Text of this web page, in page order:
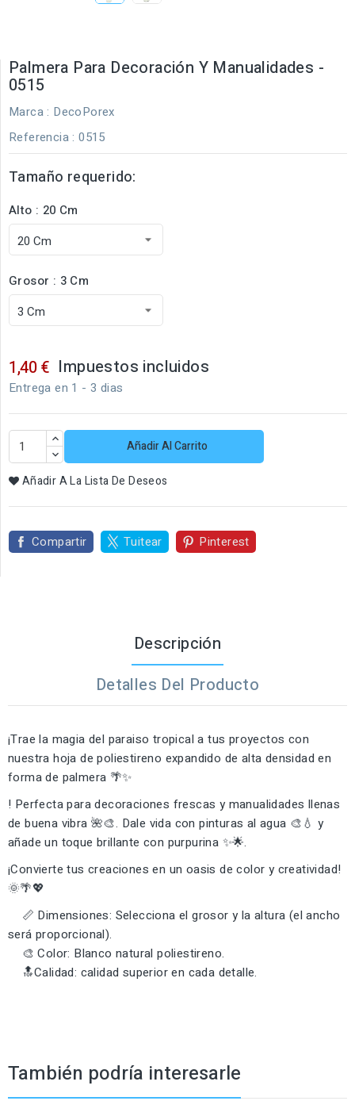
Palmera Para Decoración Y Manualidades -
0515
Marca : DecoPorex
Referencia : 0515
Tamaño requerido:
Alto : 20 Cm
Grosor : 3 Cm
1,40 € Impuestos incluidos
Entrega en 1 - 3 dias
Añadir Al Carrito
Añadir A La Lista De Deseos
Compartir Tuitear Pinterest
Descripción
Detalles Del Producto
¡Trae la magia del paraiso tropical a tus proyectos con
nuestra hoja de poliestireno expandido de alta densidad en
forma de palmera 🌴✨
! Perfecta para decoraciones frescas y manualidades llenas
de buena vibra 🌺🎨. Dale vida con pinturas al agua 🎨💧 y
añade un toque brillante con purpurina ✨🌟.
¡Convierte tus creaciones en un oasis de color y creatividad!
🌞🌴💖
📏 Dimensiones: Selecciona el grosor y la altura (el ancho
será proporcional).
🎨 Color: Blanco natural poliestireno.
🔝Calidad: calidad superior en cada detalle.
También podría interesarle